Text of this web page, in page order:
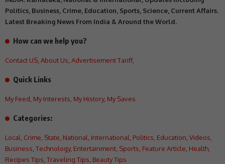
Politics, Business, Crime, Education, Sports, Science, Current Affairs.
Latest Breaking News From India & Around the World.
How can we help you?
Contact US About Us Advertisement Tariff,
Quick Links
My Feed My Interests My History, My Saves
Categories:
Local Crime State National International Politics Education Videos
Business Technology, Entertainment Sports Feature Article Health
Recipes Tips Traveling Tips Beauty Tips